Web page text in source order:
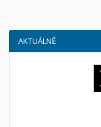
AKTUÁLNĚ